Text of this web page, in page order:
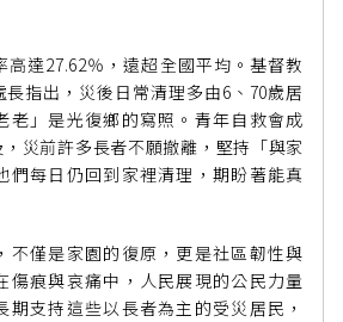
達27.62％，遠超全國平均。基督教
指出，災後日常清理多由6、70歲居
老」是光復鄉的寫照。青年自救會成
災前許多長者不願撤離，堅持「與家
們每日仍回到家裡清理，期盼著能真
不僅是家園的復原，更是社區韌性與
傷痕與哀痛中，人民展現的公民力量
期支持這些以長者為主的受災居民，